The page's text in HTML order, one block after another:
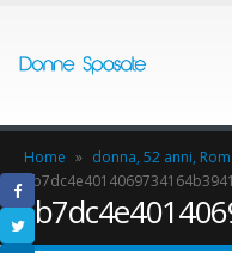
Home » donna, 52 anni,